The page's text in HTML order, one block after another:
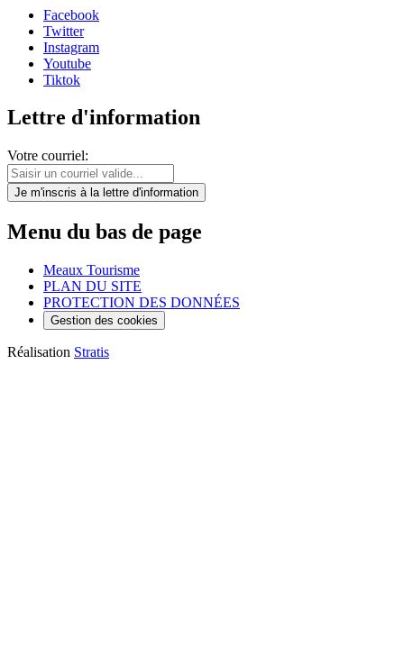
Facebook
Twitter
Instagram
Youtube
Tiktok
Lettre d'information
Votre courriel:
Je m'inscris à la lettre d'information
Menu du bas de page
Meaux Tourisme
PLAN DU SITE
PROTECTION DES DONNÉES
Gestion des cookies
Réalisation Stratis